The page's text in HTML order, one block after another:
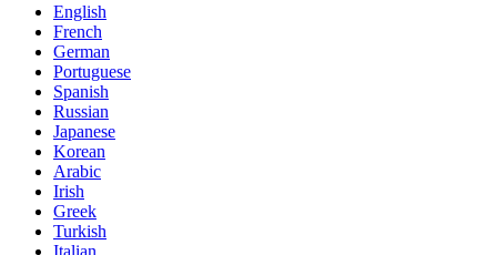
English
French
German
Portuguese
Spanish
Russian
Japanese
Korean
Arabic
Irish
Greek
Turkish
Italian